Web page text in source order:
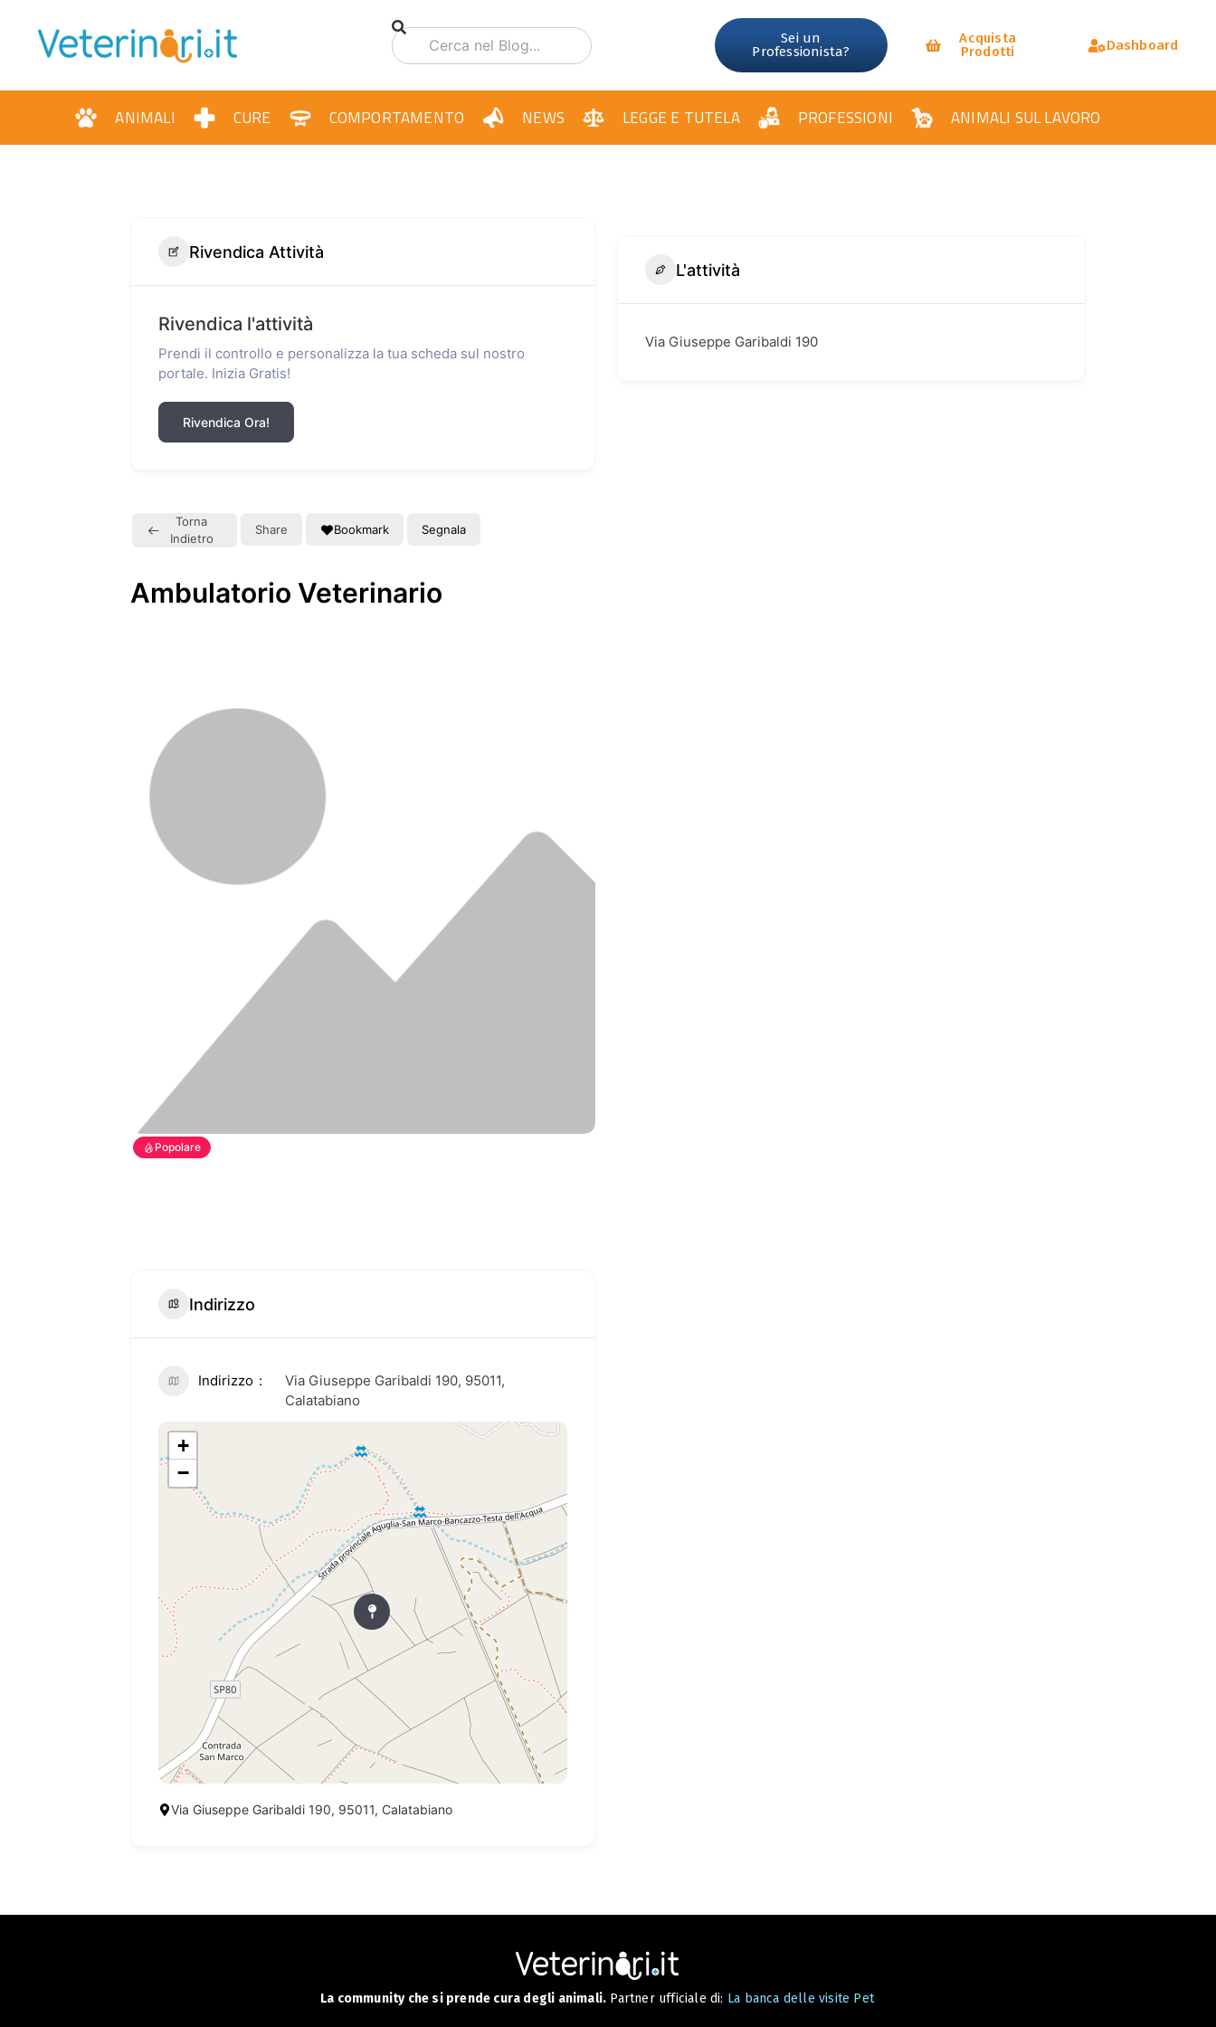
Sei un
Professionista?
Acquista
Prodotti
Dashboard
ANIMALI CURE COMPORTAMENTO NEWS LEGGE E TUTELA PROFESSIONI ANIMALI SUL LAVORO
Rivendica Attività
Rivendica l'attività
Prendi il controllo e personalizza la tua scheda sul nostro
portale. Inizia Gratis!
Rivendica Ora!
Torna
Indietro
Share Bookmark Segnala
Ambulatorio Veterinario
Popolare
Indirizzo
Indirizzo
Via Giuseppe Garibaldi 190, 95011,
Calatabiano
+
−
Via Giuseppe Garibaldi 190, 95011, Calatabiano
L'attività
Via Giuseppe Garibaldi 190
La community che si prende cura degli animali. Partner ufficiale di: La banca delle visite Pet